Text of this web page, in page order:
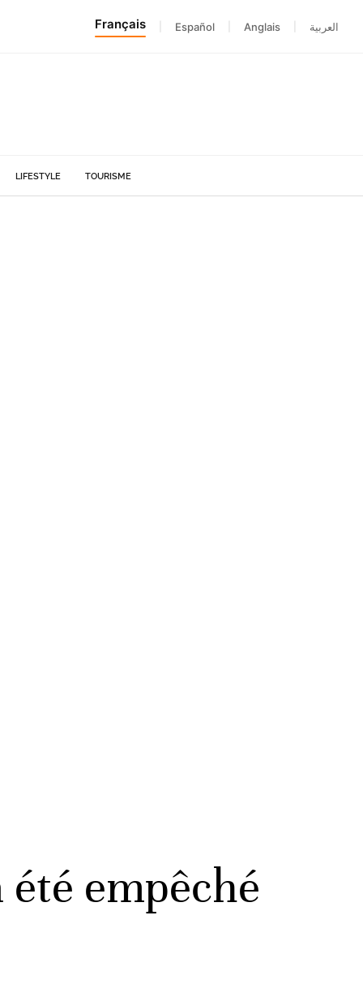
Français Español Anglais العربية
LIFESTYLE TOURISME
empêché